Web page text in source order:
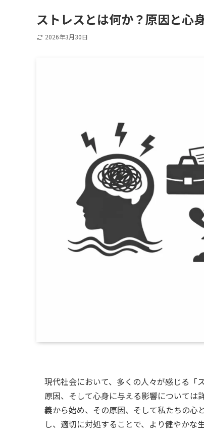
ストレスとは何か？原因と心
2026年3月30日
現代社会において、多くの人々が感じる「
原因、そして心身に与える影響については
義から始め、その原因、そして私たちの心
し、適切に対処することで、より健やかな